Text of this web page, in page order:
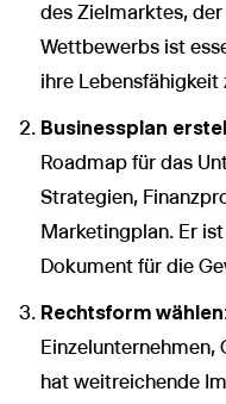
des Zielmarktes,
Wettbewerbs ist
ihre Lebensfähigkeit
Businessplan
Roadmap für das
Strategien,
Marketingplan. Er
Dokument für die
Rechtsform wählen
Einzelunternehmen,
hat weitreichende